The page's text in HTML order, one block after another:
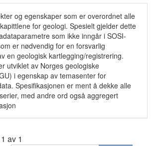
og egenskaper som er overordnet alle
for geologi. Spesielt gjelder dette
som ikke inngår i SOSI-
er nødvendig for en forsvarlig
en geologisk kartlegging/registrering.
utviklet av Norges geologiske
i egenskap av temasenter for
Spesifikasjonen er ment å dekke alle
med andre ord også aggregert
av 1